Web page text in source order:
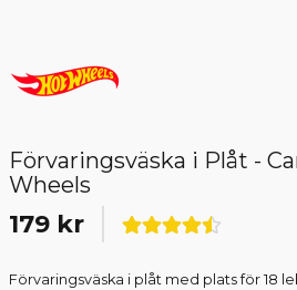
Förvaringsväska i Plåt -
Wheels
179 kr
Förvaringsväska i plåt med plats för 18